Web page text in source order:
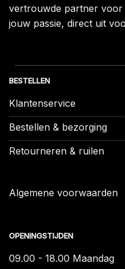
vertrouwde partner voor
jouw passie, direct uit
BESTELLEN
Klantenservice
Bestellen & bezorging
Retourneren & ruilen
Algemene voorwaarden
OPENINGSTIJDEN
09.00 - 18.00 Maandag